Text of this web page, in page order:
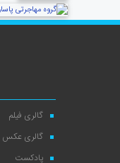
گالری فیلم
گالری عکس
پادکست